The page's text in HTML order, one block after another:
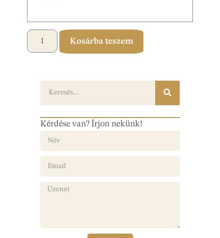
Kosárba teszem
Kérdése van? Írjon nekünk!